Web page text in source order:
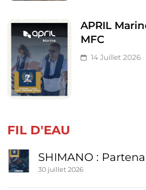
APRIL
MFC
14 Juillet 2026
FIL D'EAU
SHIMANO :
30 juillet 2026